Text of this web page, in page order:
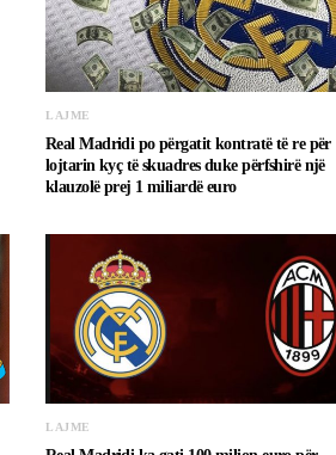
LAJME
Real Madridi po përgatit kontratë të re për
lojtarin kyç të skuadres duke përfshirë një
klauzolë prej 1 miliardë euro
LAJME